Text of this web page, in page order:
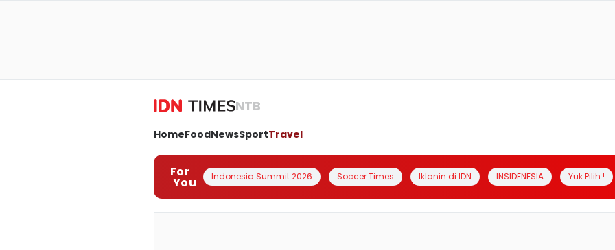
NTB
HomeFoodNewsSportTravel
For
You Indonesia Summit 2026 Soccer Times Iklanin di IDN INSIDENESIA Yuk Pilih !